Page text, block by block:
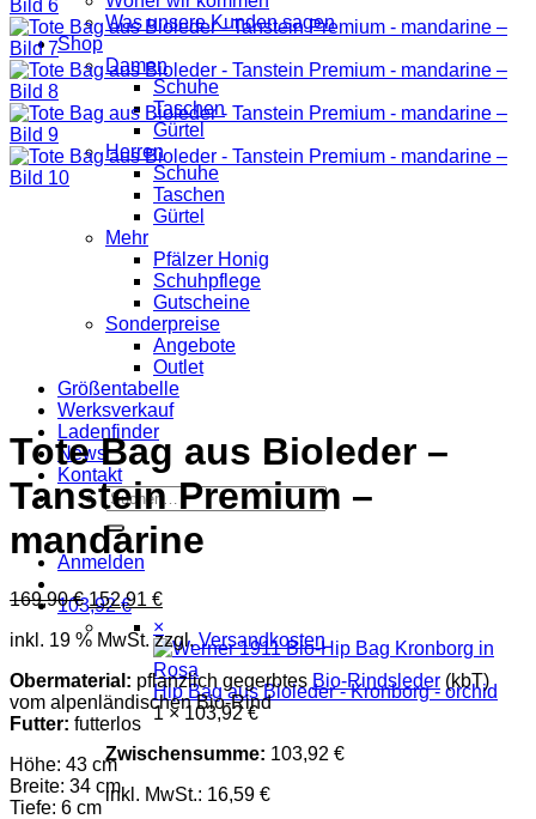
Was unsere Kunden sagen
Shop
Damen
Schuhe
Taschen
Gürtel
Herren
Schuhe
Taschen
Gürtel
Mehr
Pfälzer Honig
Schuhpflege
Gutscheine
Sonderpreise
Angebote
Outlet
Größentabelle
Werksverkauf
Ladenfinder
News
Kontakt
Suche
nach:
Anmelden
103,92€
×
Hip Bag aus Bioleder - Kronborg - orchid
1 ×103,92€
Zwischensumme: 103,92 €
inkl. MwSt.: 16,59 €
Tote Bag aus Bioleder –
Tanstein Premium –
mandarine
169,90€Ursprünglicher
Preis
war:
169,90 €
152,91 €Aktueller
Preis
ist:
152,91 €.
inkl. 19 % MwSt. zzgl.Versandkosten
Obermaterial: pflanzlich gegerbtes Bio-Rindsleder (kbT)
vom alpenländischen Bio-Rind
Futter: futterlos
Höhe: 43 cm
Breite: 34 cm
Tiefe: 6 cm